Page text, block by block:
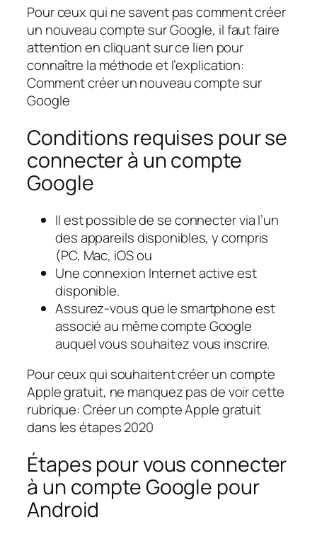
Pour ceux qui ne savent pas comment créer
un nouveau compte sur Google, il faut faire
attention en cliquant sur ce lien pour
connaître la méthode et l’explication:
Comment créer un nouveau compte sur
Google
Conditions requises pour se
connecter à un compte
Google
Il est possible de se connecter via l’un
des appareils disponibles, y compris
(PC, Mac, iOS ou
Une connexion Internet active est
disponible.
Assurez-vous que le smartphone est
associé au même compte Google
auquel vous souhaitez vous inscrire.
Pour ceux qui souhaitent créer un compte
Apple gratuit, ne manquez pas de voir cette
rubrique: Créer un compte Apple gratuit
dans les étapes 2020
Étapes pour vous connecter
à un compte Google pour
Android